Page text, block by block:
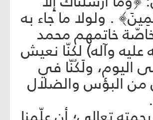
. ولولا ما جاء به
وخاصّة خاتمهم محمد
وآله) لكنّا نعيش
اليوم، ولَكُنّا في
من البؤس والضلال